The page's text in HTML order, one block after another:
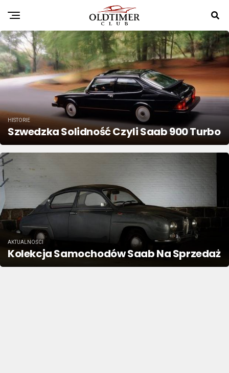
HISTORIE
Szwedzka Solidność Czyli Saab 900 Turbo
AKTUALNOŚCI
Kolekcja Samochodów Saab Na Sprzedaż